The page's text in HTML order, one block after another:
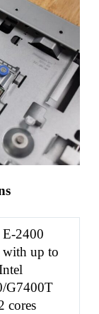
2400
with up to
G7400T
cores